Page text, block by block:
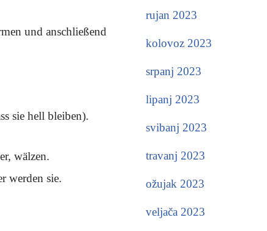
und anschließend
sie hell bleiben).
wälzen.
werden sie.
rujan 2023
kolovoz 2023
srpanj 2023
lipanj 2023
svibanj 2023
travanj 2023
ožujak 2023
veljača 2023